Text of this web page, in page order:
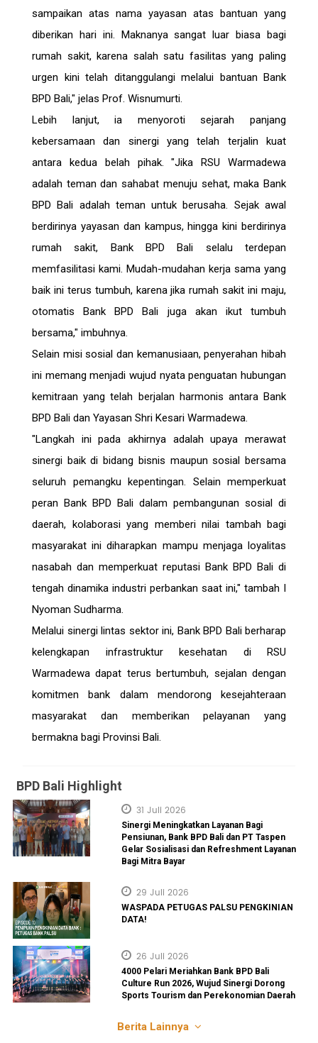
sampaikan atas nama yayasan atas bantuan yang
diberikan hari ini. Maknanya sangat luar biasa bagi
rumah sakit, karena salah satu fasilitas yang paling
urgen kini telah ditanggulangi melalui bantuan Bank
BPD Bali," jelas Prof. Wisnumurti.
Lebih lanjut, ia menyoroti sejarah panjang
kebersamaan dan sinergi yang telah terjalin kuat
antara kedua belah pihak. "Jika RSU Warmadewa
adalah teman dan sahabat menuju sehat, maka Bank
BPD Bali adalah teman untuk berusaha. Sejak awal
berdirinya yayasan dan kampus, hingga kini berdirinya
rumah sakit, Bank BPD Bali selalu terdepan
memfasilitasi kami. Mudah-mudahan kerja sama yang
baik ini terus tumbuh, karena jika rumah sakit ini maju,
otomatis Bank BPD Bali juga akan ikut tumbuh
bersama," imbuhnya.
Selain misi sosial dan kemanusiaan, penyerahan hibah
ini memang menjadi wujud nyata penguatan hubungan
kemitraan yang telah berjalan harmonis antara Bank
BPD Bali dan Yayasan Shri Kesari Warmadewa.
"Langkah ini pada akhirnya adalah upaya merawat
sinergi baik di bidang bisnis maupun sosial bersama
seluruh pemangku kepentingan. Selain memperkuat
peran Bank BPD Bali dalam pembangunan sosial di
daerah, kolaborasi yang memberi nilai tambah bagi
masyarakat ini diharapkan mampu menjaga loyalitas
nasabah dan memperkuat reputasi Bank BPD Bali di
tengah dinamika industri perbankan saat ini," tambah I
Nyoman Sudharma.
Melalui sinergi lintas sektor ini, Bank BPD Bali berharap
kelengkapan infrastruktur kesehatan di RSU
Warmadewa dapat terus bertumbuh, sejalan dengan
komitmen bank dalam mendorong kesejahteraan
masyarakat dan memberikan pelayanan yang
bermakna bagi Provinsi Bali.
BPD Bali Highlight
31 Juli 2026
Sinergi Meningkatkan Layanan Bagi
Pensiunan, Bank BPD Bali dan PT Taspen
Gelar Sosialisasi dan Refreshment Layanan
Bagi Mitra Bayar
29 Juli 2026
WASPADA PETUGAS PALSU PENGKINIAN
DATA!
26 Juli 2026
4000 Pelari Meriahkan Bank BPD Bali
Culture Run 2026, Wujud Sinergi Dorong
Sports Tourism dan Perekonomian Daerah
Berita Lainnya